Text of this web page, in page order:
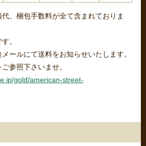
、梱包手数料が全て含まれておりま
。
ールにて送料をお知らせいたします。
参照下さいませ。
gold/american-street-